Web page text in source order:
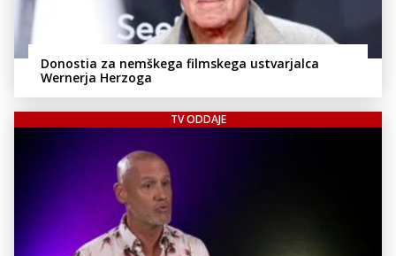
Donostia za nemškega filmskega ustvarjalca
Wernerja Herzoga
TV ODDAJE